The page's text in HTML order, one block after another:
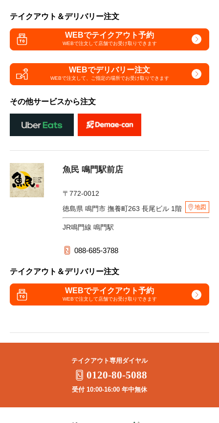
テイクアウト＆デリバリー注文
WEBでテイクアウト予約
WEBで注文して店舗でお受け取りできます
WEBでデリバリー注文
WEBで注文して、 ご指定の場所でお受け取りできます
その他サービスから注文
魚民 鳴門駅前店
〒772-0012
徳島県 鳴門市 撫養町263 長尾ビル 1階
地図
JR鳴門線 鳴門駅
088-685-3788
テイクアウト＆デリバリー注文
WEBでテイクアウト予約
WEBで注文して店舗でお受け取りできます
テイクアウト専用ダイヤル
0120-80-5088
受付 10:00-16:00 年中無休